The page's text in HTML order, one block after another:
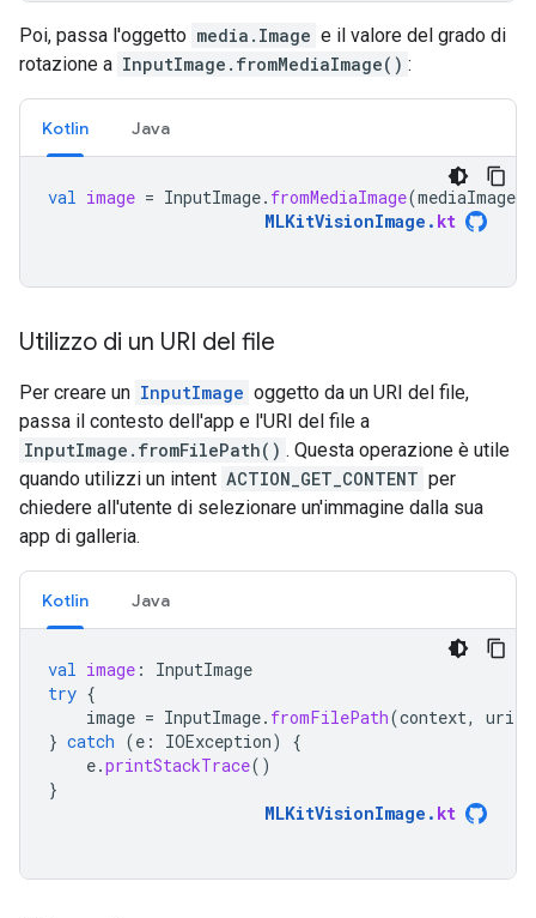
Poi, passa l'oggetto media.Image e il valore del grado di
rotazione a InputImage.fromMediaImage() :
Kotlin Java
val image = InputImage. fromMediaImage(mediaImage
MLKitVisionImage . kt
Utilizzo di un URI del file
Per creare un InputImage oggetto da un URI del file,
passa il contesto dell'app e l'URI del file a
InputImage.fromFilePath() . Questa operazione è utile
quando utilizzi un intent ACTION_GET_CONTENT per
chiedere all'utente di selezionare un'immagine dalla sua
app di galleria.
Kotlin Java
val image :
InputImage
try {
image = InputImage. fromFilePath(context, uri
} catch (e : IOException)
{
e.printStackTrace()
}
MLKitVisionImage . kt